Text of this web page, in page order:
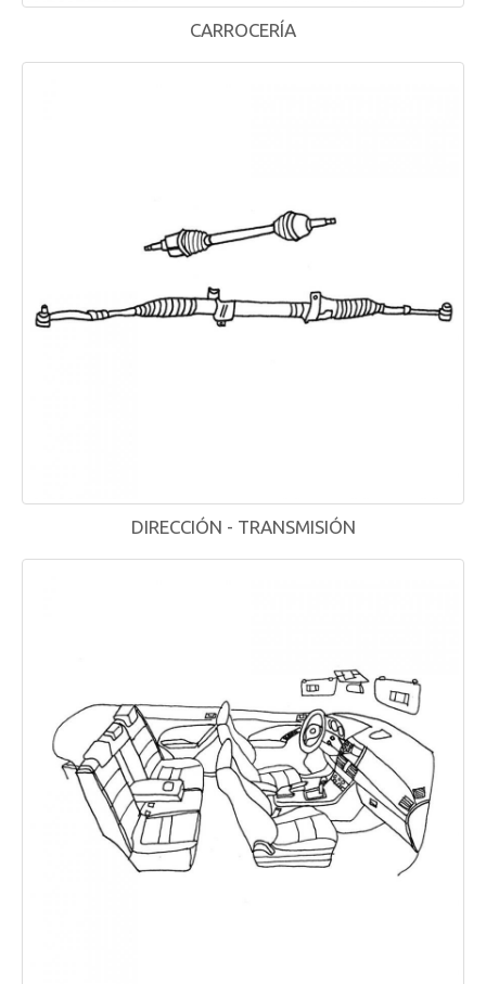
CARROCERÍA
DIRECCIÓN - TRANSMISIÓN